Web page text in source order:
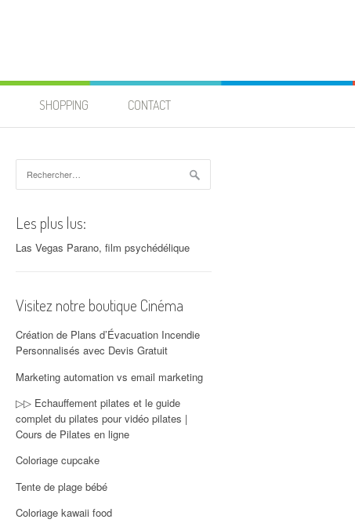
SHOPPING CONTACT
Les plus lus:
Las Vegas Parano, film psychédélique
Visitez notre boutique Cinéma
Création de Plans d’Évacuation Incendie
Personnalisés avec Devis Gratuit
Marketing automation vs email marketing
▷▷ Echauffement pilates et le guide
complet du pilates pour vidéo pilates |
Cours de Pilates en ligne
Coloriage cupcake
Tente de plage bébé
Coloriage kawaii food